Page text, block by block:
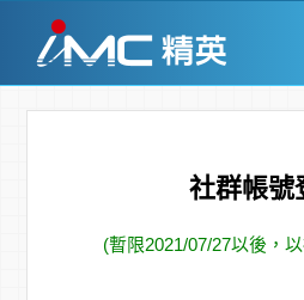
社群帳號
(暫限2021/07/27以後，